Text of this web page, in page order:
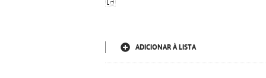
ADICIONAR À LISTA